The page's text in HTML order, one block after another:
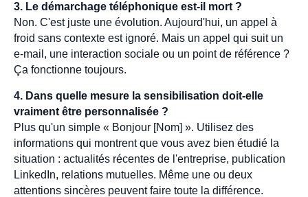
3. Le démarchage téléphonique est-il mort ?
Non. C'est juste une évolution. Aujourd'hui, un appel à
froid sans contexte est ignoré. Mais un appel qui suit un
e-mail, une interaction sociale ou un point de référence ?
Ça fonctionne toujours.
4. Dans quelle mesure la sensibilisation doit-elle
vraiment être personnalisée ?
Plus qu'un simple « Bonjour [Nom] ». Utilisez des
informations qui montrent que vous avez bien étudié la
situation : actualités récentes de l'entreprise, publication
LinkedIn, relations mutuelles. Même une ou deux
attentions sincères peuvent faire toute la différence.